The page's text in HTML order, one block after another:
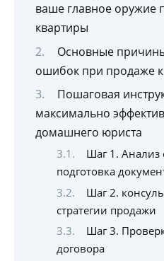
ваше главное оружие
квартиры
Основные
ошибок при продаже
Пошаговая
максимально
домашнего юриста
Шаг 1. Анализ
подготовка
Шаг 2.
стратегии продажи
Шаг 3.
договора